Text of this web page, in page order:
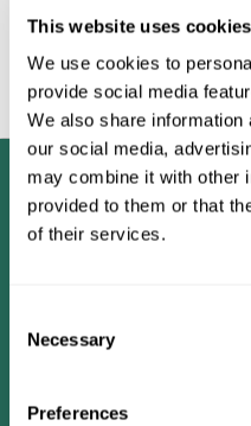
This website uses cookies
We use cookies to
provide social media
We also share
our social media,
may combine it with other
provided to them or that
of their services.
Selection
Necessary
Preferences
脑训练。大脑练习是有趣和简
知技能 并提高你的